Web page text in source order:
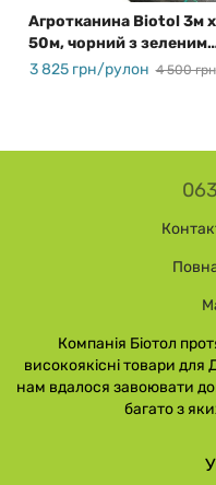
Агротканина Biotol 3м х
50м, чорний з зеленими
смужками, 86 гр/м2
3 825 грн/рулон 4 500 грн
Компанія Біотол
високоякісні товари для
нам вдалося завоювати
багато з